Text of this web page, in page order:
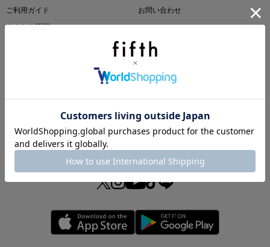
マストバイアイテム
今季の注目アイテムをご紹介
ご利用ガイド
お問い合わせ
よくある質問